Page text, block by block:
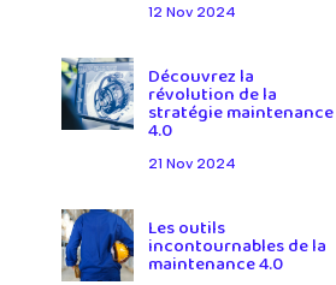
12 Nov 2024
Découvrez la
révolution de la
stratégie maintenance
4.0
21 Nov 2024
Les outils
incontournables de la
maintenance 4.0